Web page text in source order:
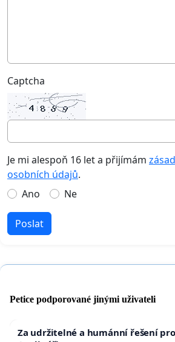
Captcha
Je mi alespoň 16 let a přijímám
osobních údajů.
Ano
Ne
Poslat
Petice podporované jinými uživateli
Za udržitelné a humánní řešení